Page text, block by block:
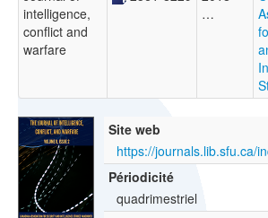
intelligence,
conflict and
warfare
…
Site web
https://journals.lib.sfu.ca/
Périodicité
quadrimestriel